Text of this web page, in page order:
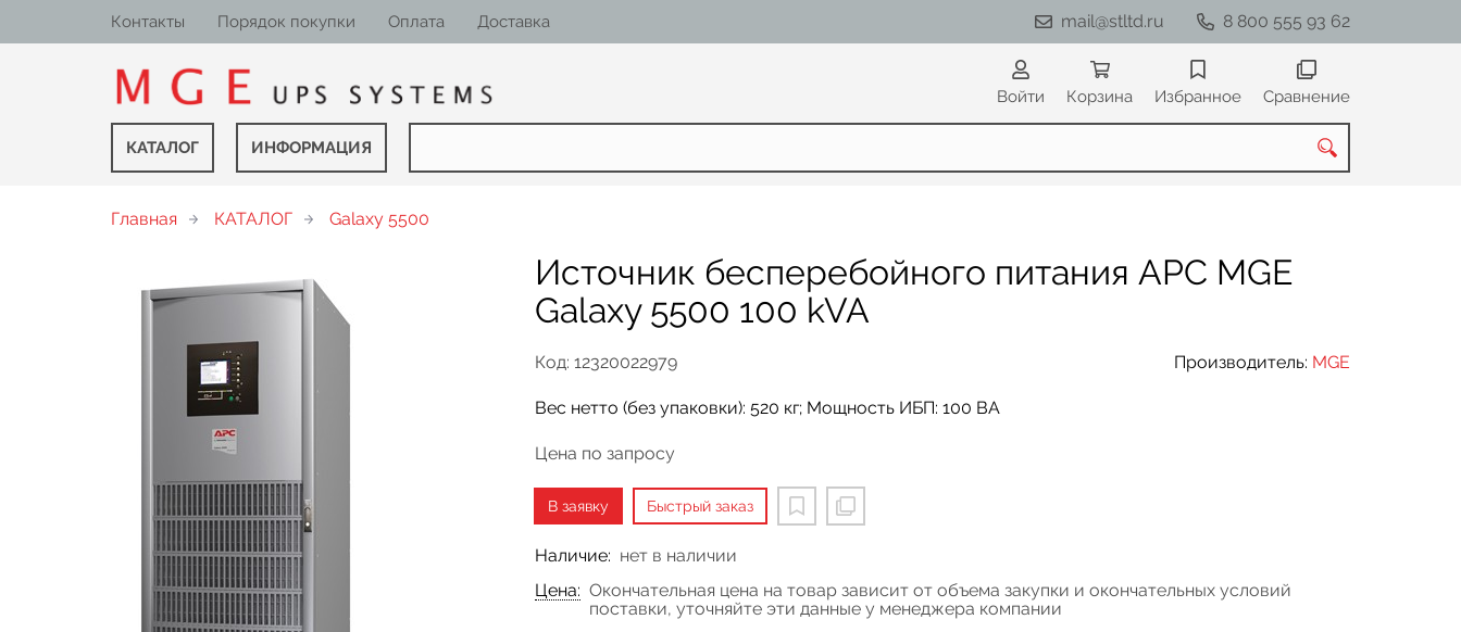
Контакты Порядок покупки Оплата Доставка 8 800 555 93 62
mail@stltd.ru
Войти Корзина Избранное Сравнение
КАТАЛОГ ИНФОРМАЦИЯ
Главная КАТАЛОГ Galaxy 5500
Источник бесперебойного питания APC MGE
Galaxy 5500 100 kVA
Код: 12320022979 Производитель: MGE
Вес нетто (без упаковки): 520 кг; Мощность ИБП: 100 ВА
Цена по запросу
В заявку Быстрый заказ
Наличие: нет в наличии
Цена: Окончательная цена на товар зависит от объема закупки и окончательных условий
поставки, уточняйте эти данные у менеджера компании